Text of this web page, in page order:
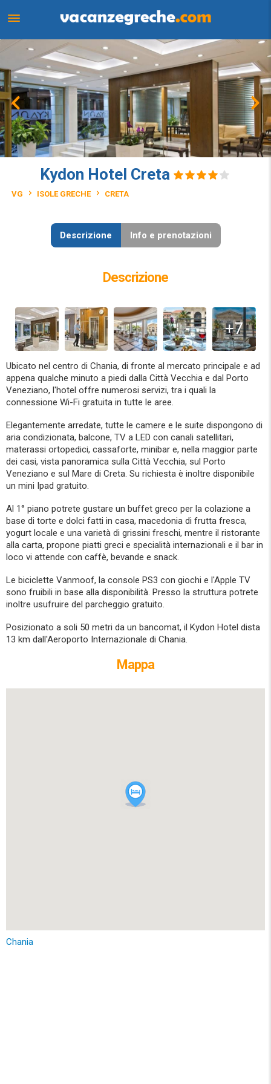
Kydon Hotel Creta
VG ISOLE GRECHE CRETA
Descrizione Info e prenotazioni
Descrizione
+7
Ubicato nel centro di Chania, di fronte al mercato principale e ad
appena qualche minuto a piedi dalla Città Vecchia e dal Porto
Veneziano, l'hotel offre numerosi servizi, tra i quali la
connessione Wi-Fi gratuita in tutte le aree.
Elegantemente arredate, tutte le camere e le suite dispongono di
aria condizionata, balcone, TV a LED con canali satellitari,
materassi ortopedici, cassaforte, minibar e, nella maggior parte
dei casi, vista panoramica sulla Città Vecchia, sul Porto
Veneziano e sul Mare di Creta. Su richiesta è inoltre disponibile
un mini Ipad gratuito.
Al 1° piano potrete gustare un buffet greco per la colazione a
base di torte e dolci fatti in casa, macedonia di frutta fresca,
yogurt locale e una varietà di grissini freschi, mentre il ristorante
alla carta, propone piatti greci e specialità internazionali e il bar in
loco vi attende con caffè, bevande e snack.
Le biciclette Vanmoof, la console PS3 con giochi e l'Apple TV
sono fruibili in base alla disponibilità. Presso la struttura potrete
inoltre usufruire del parcheggio gratuito.
Posizionato a soli 50 metri da un bancomat, il Kydon Hotel dista
13 km dall'Aeroporto Internazionale di Chania.
Mappa
Chania